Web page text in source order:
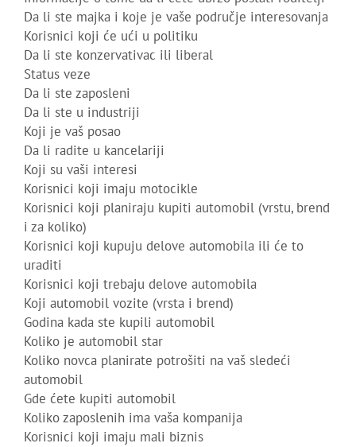
Da li ste majka i koje je vaše područje interesovanja
Korisnici koji će ući u politiku
Da li ste konzervativac ili liberal
Status veze
Da li ste zaposleni
Da li ste u industriji
Koji je vaš posao
Da li radite u kancelariji
Koji su vaši interesi
Korisnici koji imaju motocikle
Korisnici koji planiraju kupiti automobil (vrstu, brend
i za koliko)
Korisnici koji kupuju delove automobila ili će to
uraditi
Korisnici koji trebaju delove automobila
Koji automobil vozite (vrsta i brend)
Godina kada ste kupili automobil
Koliko je automobil star
Koliko novca planirate potrošiti na vaš sledeći
automobil
Gde ćete kupiti automobil
Koliko zaposlenih ima vaša kompanija
Korisnici koji imaju mali biznis